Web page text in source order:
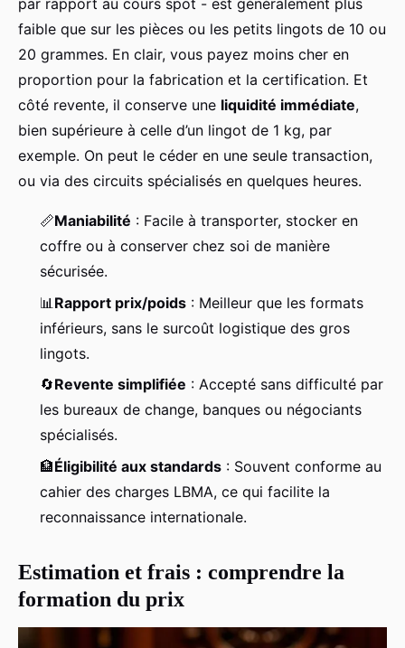
par rapport au cours spot - est généralement plus
faible que sur les pièces ou les petits lingots de 10 ou
20 grammes. En clair, vous payez moins cher en
proportion pour la fabrication et la certification. Et
côté revente, il conserve une liquidité immédiate,
bien supérieure à celle d’un lingot de 1 kg, par
exemple. On peut le céder en une seule transaction,
ou via des circuits spécialisés en quelques heures.
📏Maniabilité : Facile à transporter, stocker en
coffre ou à conserver chez soi de manière
sécurisée.
📊 Rapport prix/poids : Meilleur que les formats
inférieurs, sans le surcoût logistique des gros
lingots.
🔄Revente simplifiée : Accepté sans difficulté par
les bureaux de change, banques ou négociants
spécialisés.
🏦Éligibilité aux standards : Souvent conforme au
cahier des charges LBMA, ce qui facilite la
reconnaissance internationale.
Estimation et frais : comprendre la
formation du prix